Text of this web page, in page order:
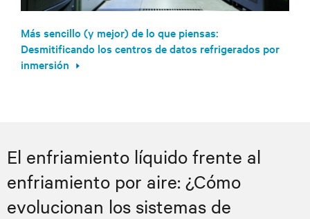
Más sencillo (y mejor) de lo que piensas:
Desmitificando los centros de datos refrigerados por
inmersión
El enfriamiento líquido frente al
enfriamiento por aire: ¿Cómo
evolucionan los sistemas de